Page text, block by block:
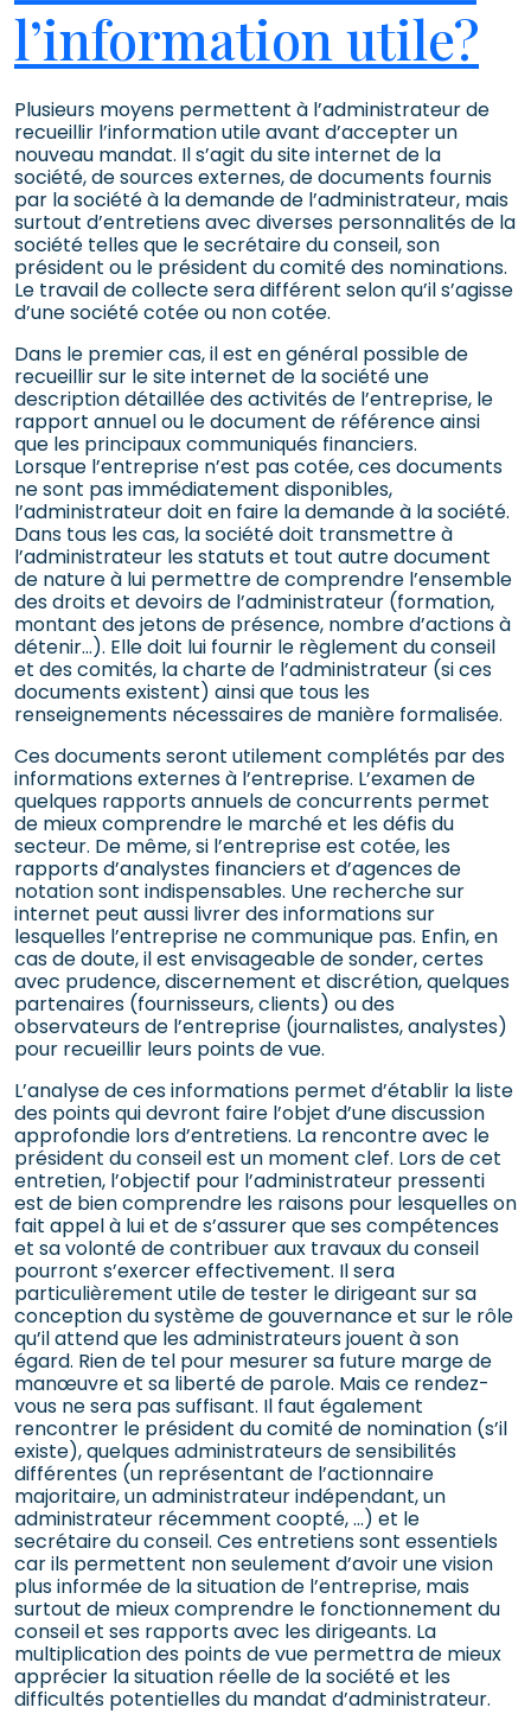
l’information utile?
Plusieurs moyens permettent à l’administrateur de
recueillir l’information utile avant d’accepter un
nouveau mandat. Il s’agit du site internet de la
société, de sources externes, de documents fournis
par la société à la demande de l’administrateur, mais
surtout d’entretiens avec diverses personnalités de la
société telles que le secrétaire du conseil, son
président ou le président du comité des nominations.
Le travail de collecte sera différent selon qu’il s’agisse
d’une société cotée ou non cotée.
Dans le premier cas, il est en général possible de
recueillir sur le site internet de la société une
description détaillée des activités de l’entreprise, le
rapport annuel ou le document de référence ainsi
que les principaux communiqués financiers.
Lorsque l’entreprise n’est pas cotée, ces documents
ne sont pas immédiatement disponibles,
l’administrateur doit en faire la demande à la société.
Dans tous les cas, la société doit transmettre à
l’administrateur les statuts et tout autre document
de nature à lui permettre de comprendre l’ensemble
des droits et devoirs de l’administrateur (formation,
montant des jetons de présence, nombre d’actions à
détenir…). Elle doit lui fournir le règlement du conseil
et des comités, la charte de l’administrateur (si ces
documents existent) ainsi que tous les
renseignements nécessaires de manière formalisée.
Ces documents seront utilement complétés par des
informations externes à l’entreprise. L’examen de
quelques rapports annuels de concurrents permet
de mieux comprendre le marché et les défis du
secteur. De même, si l’entreprise est cotée, les
rapports d’analystes financiers et d’agences de
notation sont indispensables. Une recherche sur
internet peut aussi livrer des informations sur
lesquelles l’entreprise ne communique pas. Enfin, en
cas de doute, il est envisageable de sonder, certes
avec prudence, discernement et discrétion, quelques
partenaires (fournisseurs, clients) ou des
observateurs de l’entreprise (journalistes, analystes)
pour recueillir leurs points de vue.
L’analyse de ces informations permet d’établir la liste
des points qui devront faire l’objet d’une discussion
approfondie lors d’entretiens. La rencontre avec le
président du conseil est un moment clef. Lors de cet
entretien, l’objectif pour l’administrateur pressenti
est de bien comprendre les raisons pour lesquelles on
fait appel à lui et de s’assurer que ses compétences
et sa volonté de contribuer aux travaux du conseil
pourront s’exercer effectivement. Il sera
particulièrement utile de tester le dirigeant sur sa
conception du système de gouvernance et sur le rôle
qu’il attend que les administrateurs jouent à son
égard. Rien de tel pour mesurer sa future marge de
manœuvre et sa liberté de parole. Mais ce rendez-
vous ne sera pas suffisant. Il faut également
rencontrer le président du comité de nomination (s’il
existe), quelques administrateurs de sensibilités
différentes (un représentant de l’actionnaire
majoritaire, un administrateur indépendant, un
administrateur récemment coopté, …) et le
secrétaire du conseil. Ces entretiens sont essentiels
car ils permettent non seulement d’avoir une vision
plus informée de la situation de l’entreprise, mais
surtout de mieux comprendre le fonctionnement du
conseil et ses rapports avec les dirigeants. La
multiplication des points de vue permettra de mieux
apprécier la situation réelle de la société et les
difficultés potentielles du mandat d’administrateur.